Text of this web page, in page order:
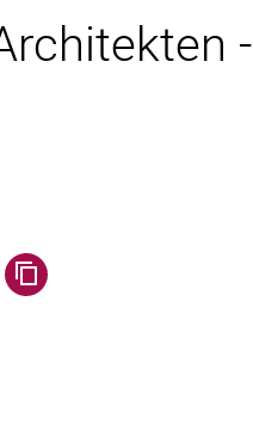
WhatsApp teilen (externer
über Facebook teilen